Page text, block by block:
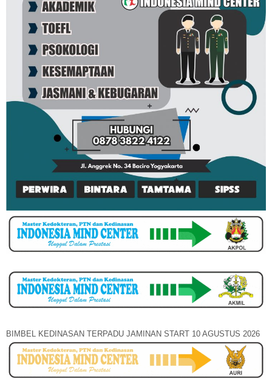
BIMBEL KEDINASAN TERPADU JAMINAN START 10 AGUSTUS 2026